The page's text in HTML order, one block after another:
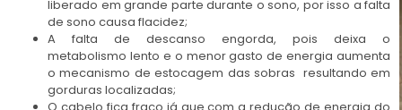
liberado em grande parte durante o sono, por isso a falta
de sono causa flacidez;
A falta de descanso engorda, pois deixa o
metabolismo lento e o menor gasto de energia aumenta
o mecanismo de estocagem das sobras resultando em
gorduras localizadas;